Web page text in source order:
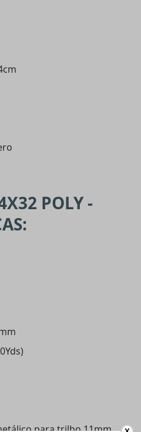
POLY -
para trilho 11mm